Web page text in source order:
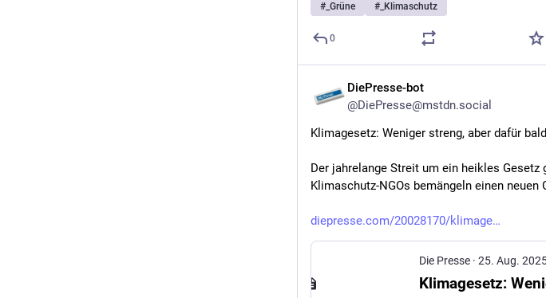
# _Grüne # _Klimaschutz
0
DiePresse-bot
@DiePresse@mstdn.social
Klimagesetz: Weniger streng, aber dafür bald
Der jahrelange Streit um ein heikles Gesetz
Klimaschutz-NGOs bemängeln einen
diepresse.com/20028170/klimage
Die Presse · 25. Aug.
Klimagesetz: